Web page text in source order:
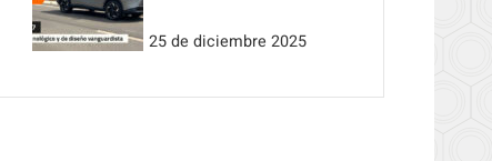
25 de diciembre 2025